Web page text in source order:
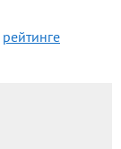
рейтинге